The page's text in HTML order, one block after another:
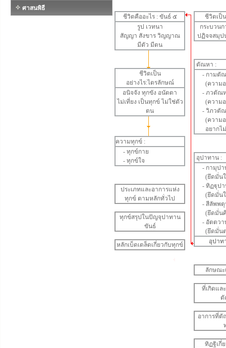
ศาสนพิธี
ชีวิตคืออะไร : ขันธ์ ๕
รูป เวทนา
สัญญา สังขาร วิญญาณ
มีตัว มีตน
ชีวิตเป็น
อย่างไร:ไตรลักษณ์
อนิจจัง ทุกขัง อนัตตา
ไม่เที่ยง เป็นทุกข์ ไม่ใช่ตัว
ตน
ความทุกข์ :
- ทุกข์กาย
- ทุกข์ใจ
ประเภทและอาการแห่ง
ทุกข์ ตามหลักทั่วไป
ทุกข์สรุปในปัญจุปาทาน
ขันธ์
หลักเบ็ดเตล็ดเกี่ยวกับทุกข์
ชีวิตเป็
กระบวน
ปฏิจจสมุป
ตัณหา :
- กามตั
(ความอ
- ภวตัณ
(ความอ
- วิภวตั
(ความอ
อยากไม่
อุปาทาน :
- กามุป
(ยึดมั่นใ
- ทิฏฐุป
(ยึดมั่นใ
- สีลัพพ
(ยึดมั่นศี
- อัตตว
(ยึดมั่นต
อุปาท
ลักษณ
ที่เกิดแล
อาการที่ตั
ทิฏฐิเกี่